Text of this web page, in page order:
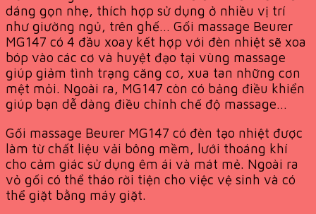
dáng gọn nhẹ, thích hợp sử dụng ở nhiều vị trí
như giường ngủ, trên ghế… Gối massage Beurer
MG147 có 4 đầu xoay kết hợp với đèn nhiệt sẽ xoa
bóp vào các cơ và huyệt đạo tại vùng massage
giúp giảm tình trạng căng cơ, xua tan những cơn
mệt mỏi. Ngoài ra, MG147 còn có bảng điều khiển
giúp bạn dễ dàng điều chỉnh chế độ massage…
Gối massage Beurer MG147 có đèn tạo nhiệt được
làm từ chất liệu vải bông mềm, lưới thoáng khí
cho cảm giác sử dụng êm ái và mát mẻ. Ngoài ra
vỏ gối có thể tháo rời tiện cho việc vệ sinh và có
thể giặt bằng máy giặt.